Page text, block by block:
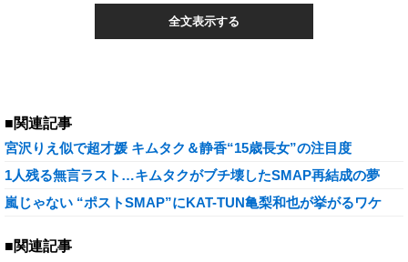
全文表示する
■関連記事
宮沢りえ似で超才媛 キムタク＆静香“15歳長女”の注目度
1人残る無言ラスト…キムタクがブチ壊したSMAP再結成の夢
嵐じゃない “ポストSMAP”にKAT-TUN亀梨和也が挙がるワケ
■関連記事